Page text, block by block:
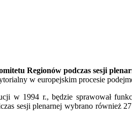
Regionów podczas sesji
w europejskim procesie
w 1994 r., będzie sprawował
sesji plenarnej wybrano również